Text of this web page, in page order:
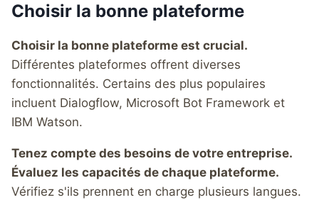
Choisir la bonne plateforme
Choisir la bonne plateforme est crucial.
Différentes plateformes offrent diverses
fonctionnalités. Certains des plus populaires
incluent Dialogflow, Microsoft Bot Framework et
IBM Watson.
Tenez compte des besoins de votre entreprise.
Évaluez les capacités de chaque plateforme.
Vérifiez s'ils prennent en charge plusieurs langues.